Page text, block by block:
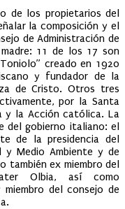
de los propietarios del
la composición y el
de Administración de
11 de los 17 son
creado en 1920
y fundador de la
de Cristo. Otros tres
por la Santa
y la Acción católica. La
del gobierno italiano: el
de la presidencia del
y Medio Ambiente y de
también ex miembro del
Olbia, así como
del consejo de